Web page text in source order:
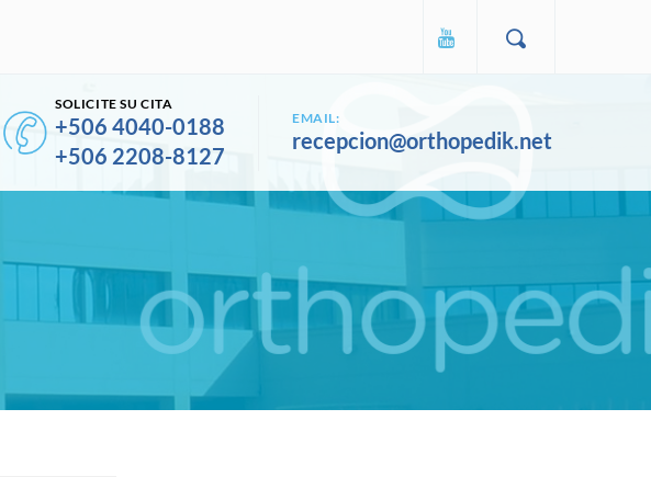
SOLICITE SU CITA
+506 4040-0188
+506 2208-8127
EMAIL:
recepcion@orthopedik.net